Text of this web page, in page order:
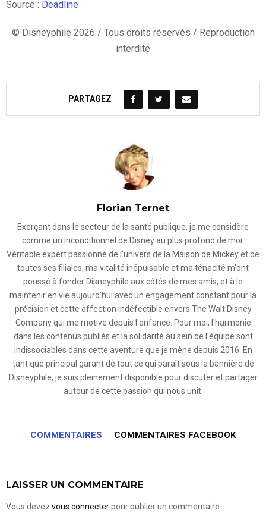
Source : Deadline
© Disneyphile 2026 / Tous droits réservés / Reproduction
interdite
PARTAGEZ
Florian Ternet
Exerçant dans le secteur de la santé publique, je me considère
comme un inconditionnel de Disney au plus profond de moi.
Véritable expert passionné de l'univers de la Maison de Mickey et de
toutes ses filiales, ma vitalité inépuisable et ma ténacité m'ont
poussé à fonder Disneyphile aux côtés de mes amis, et à le
maintenir en vie aujourd'hui avec un engagement constant pour la
précision et cette affection indéfectible envers The Walt Disney
Company qui me motive depuis l'enfance. Pour moi, l'harmonie
dans les contenus publiés et la solidarité au sein de l'équipe sont
indissociables dans cette aventure que je mène depuis 2016. En
tant que principal garant de tout ce qui paraît sous la bannière de
Disneyphile, je suis pleinement disponible pour discuter et partager
autour de cette passion qui nous unit.
COMMENTAIRES COMMENTAIRES FACEBOOK
LAISSER UN COMMENTAIRE
Vous devez vous connecterpour publier un commentaire.